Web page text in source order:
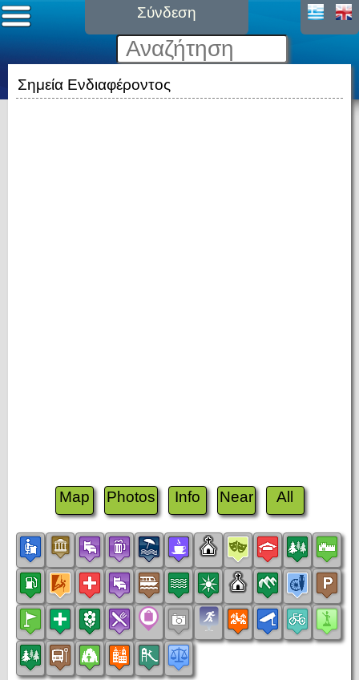
Σύνδεση
Σημεία Ενδιαφέροντος
Map Photos Info Near All